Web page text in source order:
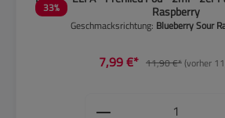
33%
Raspberry
Geschmacksrichtung: Blueberry Sour
7,99 €* 11,90 €*(vorher
Produkt Anzahl: